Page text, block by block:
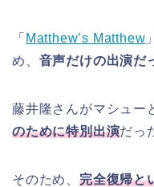
「 Matthew’s Matthew
め、 音声だけの出演だ
藤井隆さんがマシュー
のために特別出演だっ
そのため、 完全復帰と